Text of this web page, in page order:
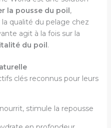
la pousse du poil ,
qualité du pelage chez
agit à la fois sur la
du poil .
clés reconnus pour leurs
stimule la repousse